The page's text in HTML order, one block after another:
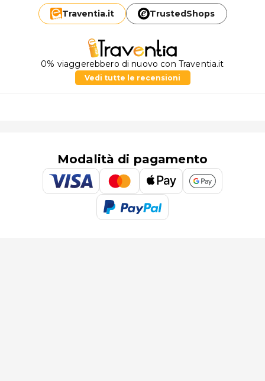
Traventia.it TrustedShops
0% viaggerebbero di nuovo con Traventia.it
Vedi tutte le recensioni
Modalità di pagamento